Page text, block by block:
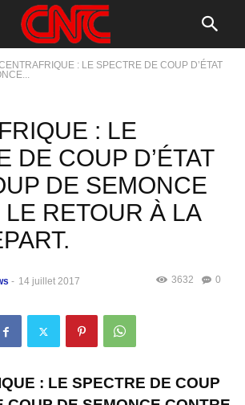
: LE SPECTRE DE COUP D’ÉTAT
: LE
DE COUP D’ÉTAT
DE SEMONCE
RETOUR À LA
- 14 juillet 2017 0
3632
: LE SPECTRE DE COUP